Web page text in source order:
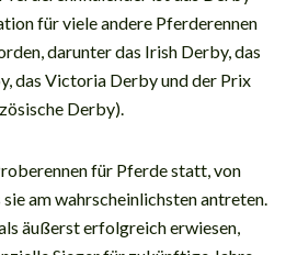
für viele andere Pferderennen
darunter das Irish Derby, das
das Victoria Derby und der Prix
Derby).
für Pferde statt, von
am wahrscheinlichsten antreten.
äußerst erfolgreich erwiesen,